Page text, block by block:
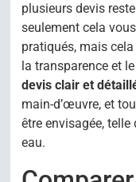
plusieurs devis
seulement cela
pratiqués, mais
la transparence et
devis clair et
main-d’œuvre, et
être envisagée,
eau.